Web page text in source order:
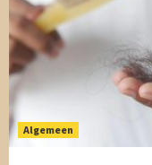
Algemeen